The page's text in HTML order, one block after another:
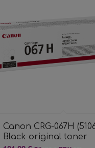
Canon CRG-067H
Black original toner